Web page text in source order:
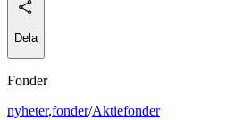
Dela
Fonder
nyheter,fonder/Aktiefonder